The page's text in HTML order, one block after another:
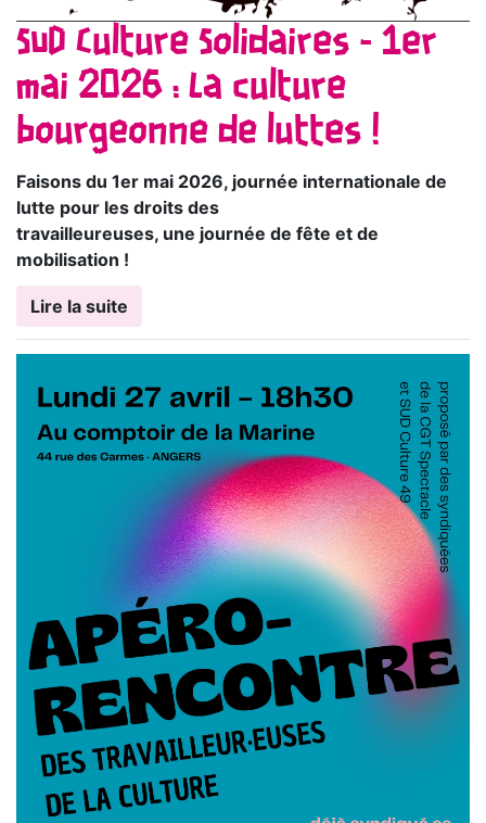
SUD Culture Solidaires - 1er
mai 2026 : La culture
bourgeonne de luttes !
Faisons du 1er mai 2026, journée internationale de
lutte pour les droits des
travailleureuses, une journée de fête et de
mobilisation !
Lire la suite